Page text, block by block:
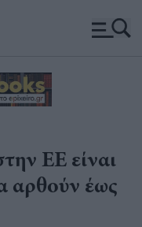
ΕΕ είναι
αρθούν έως